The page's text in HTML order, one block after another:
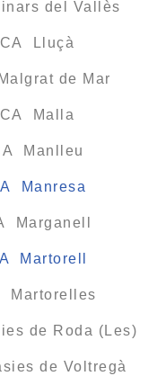
del Vallès
Lluçà
de Mar
Malla
Manlleu
Manresa
Marganell
Martorell
Martorelles
de Roda (Les)
de Voltregà